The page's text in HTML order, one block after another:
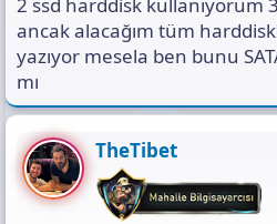
s
ı
ı
o
l
a
ancak alacağım tüm
yazıyor mesela ben bunu
mı
TheTibet